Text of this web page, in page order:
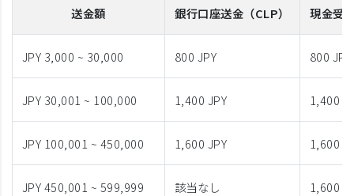
送金額 銀行口座送金 （CLP） 現金受
JPY 3,000 ~ 30,000 800 JPY 800 JPY
JPY 30,001 ~ 100,000 1,400 JPY 1,400
JPY 100,001 ~ 450,000 1,600 JPY 1,600
JPY 450,001 ~ 599,999 該当なし 1,600